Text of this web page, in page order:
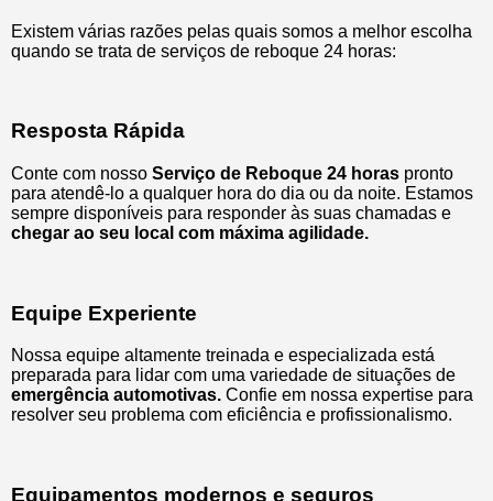
Existem várias razões pelas quais somos a melhor escolha
quando se trata de serviços de reboque 24 horas:
Resposta Rápida
Conte com nosso Serviço de Reboque 24 horas pronto
para atendê-lo a qualquer hora do dia ou da noite. Estamos
sempre disponíveis para responder às suas chamadas e
chegar ao seu local com máxima agilidade.
Equipe Experiente
Nossa equipe altamente treinada e especializada está
preparada para lidar com uma variedade de situações de
emergência automotivas. Confie em nossa expertise para
resolver seu problema com eficiência e profissionalismo.
Equipamentos modernos e seguros